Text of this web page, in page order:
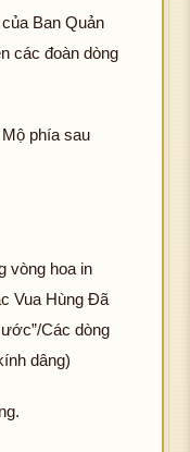
Ban Quản
các đoàn dòng
phía sau
vòng hoa in
Vua Hùng Đã
Các dòng
dâng)